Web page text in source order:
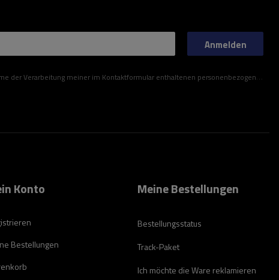
im Kontaktformular enthaltenen personenbezogenen Daten gemäß der Verordnung (EU) des Europäischen Parlaments und des Rates zu.
Anmelden
Konto
Bestellungen
Meine Bestellungen
Bestellungsstatus
Track-Paket
Ich möchte die Ware reklamieren